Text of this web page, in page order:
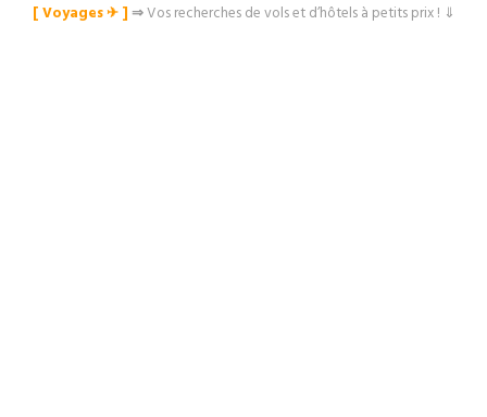
[ Voyages ✈︎ ]⇒Vos recherches de vols et d’hôtels à petits prix ! ⇓